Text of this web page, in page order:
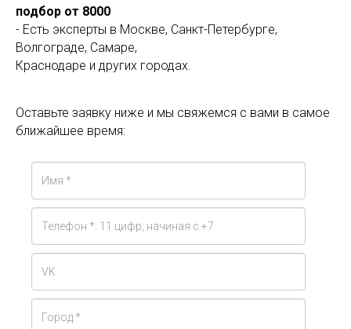
подбор от 8000
- Есть эксперты в Москве, Санкт-Петербурге,
Волгограде, Самаре,
Краснодаре и других городах.
Оставьте заявку ниже и мы свяжемся с вами в самое
ближайшее время: